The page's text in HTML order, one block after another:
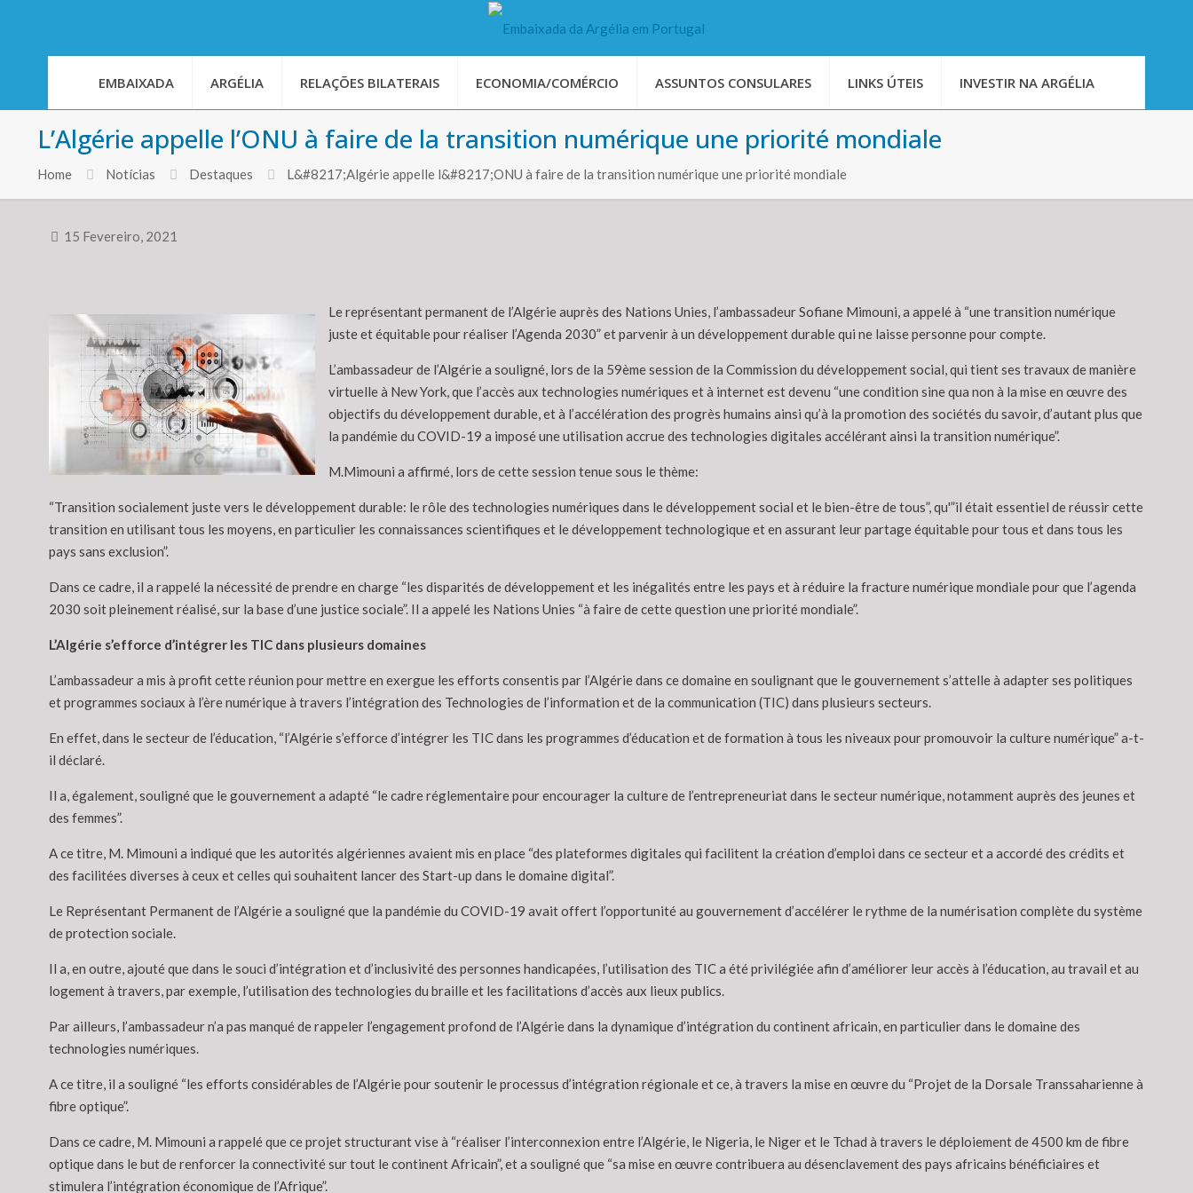
EMBAIXADA ARGÉLIA RELAÇÕES BILATERAIS ECONOMIA/COMÉRCIO ASSUNTOS CONSULARES LINKS ÚTEIS INVESTIR NA ARGÉLIA
L’Algérie appelle l’ONU à faire de la transition numérique une priorité mondiale
Home Notícias Destaques L&#8217;Algérie appelle l&#8217;ONU à faire de la transition numérique une priorité mondiale
15 Fevereiro, 2021
Le représentant permanent de l’Algérie auprès des Nations Unies, l’ambassadeur Sofiane Mimouni, a appelé à “une transition numérique
juste et équitable pour réaliser l’Agenda 2030” et parvenir à un développement durable qui ne laisse personne pour compte.
L’ambassadeur de l’Algérie a souligné, lors de la 59ème session de la Commission du développement social, qui tient ses travaux de manière
virtuelle à New York, que l’accès aux technologies numériques et à internet est devenu “une condition sine qua non à la mise en œuvre des
objectifs du développement durable, et à l’accélération des progrès humains ainsi qu’à la promotion des sociétés du savoir, d’autant plus que
la pandémie du COVID-19 a imposé une utilisation accrue des technologies digitales accélérant ainsi la transition numérique”.
M.Mimouni a affirmé, lors de cette session tenue sous le thème:
“Transition socialement juste vers le développement durable: le rôle des technologies numériques dans le développement social et le bien-être de tous”, qu'”il était essentiel de réussir cette
transition en utilisant tous les moyens, en particulier les connaissances scientifiques et le développement technologique et en assurant leur partage équitable pour tous et dans tous les
pays sans exclusion”.
Dans ce cadre, il a rappelé la nécessité de prendre en charge “les disparités de développement et les inégalités entre les pays et à réduire la fracture numérique mondiale pour que l’agenda
2030 soit pleinement réalisé, sur la base d’une justice sociale”. Il a appelé les Nations Unies “à faire de cette question une priorité mondiale”.
L’Algérie s’efforce d’intégrer les TIC dans plusieurs domaines
L’ambassadeur a mis à profit cette réunion pour mettre en exergue les efforts consentis par l’Algérie dans ce domaine en soulignant que le gouvernement s’attelle à adapter ses politiques
et programmes sociaux à l’ère numérique à travers l’intégration des Technologies de l’information et de la communication (TIC) dans plusieurs secteurs.
En effet, dans le secteur de l’éducation, “l’Algérie s’efforce d’intégrer les TIC dans les programmes d’éducation et de formation à tous les niveaux pour promouvoir la culture numérique” a-t-
il déclaré.
Il a, également, souligné que le gouvernement a adapté “le cadre réglementaire pour encourager la culture de l’entrepreneuriat dans le secteur numérique, notamment auprès des jeunes et
des femmes”.
A ce titre, M. Mimouni a indiqué que les autorités algériennes avaient mis en place “des plateformes digitales qui facilitent la création d’emploi dans ce secteur et a accordé des crédits et
des facilitées diverses à ceux et celles qui souhaitent lancer des Start-up dans le domaine digital”.
Le Représentant Permanent de l’Algérie a souligné que la pandémie du COVID-19 avait offert l’opportunité au gouvernement d’accélérer le rythme de la numérisation complète du système
de protection sociale.
Il a, en outre, ajouté que dans le souci d’intégration et d’inclusivité des personnes handicapées, l’utilisation des TIC a été privilégiée afin d’améliorer leur accès à l’éducation, au travail et au
logement à travers, par exemple, l’utilisation des technologies du braille et les facilitations d’accès aux lieux publics.
Par ailleurs, l’ambassadeur n’a pas manqué de rappeler l’engagement profond de l’Algérie dans la dynamique d’intégration du continent africain, en particulier dans le domaine des
technologies numériques.
A ce titre, il a souligné “les efforts considérables de l’Algérie pour soutenir le processus d’intégration régionale et ce, à travers la mise en œuvre du “Projet de la Dorsale Transsaharienne à
fibre optique”.
Dans ce cadre, M. Mimouni a rappelé que ce projet structurant vise à “réaliser l’interconnexion entre l’Algérie, le Nigeria, le Niger et le Tchad à travers le déploiement de 4500 km de fibre
optique dans le but de renforcer la connectivité sur tout le continent Africain”, et a souligné que “sa mise en œuvre contribuera au désenclavement des pays africains bénéficiaires et
stimulera l’intégration économique de l’Afrique”.